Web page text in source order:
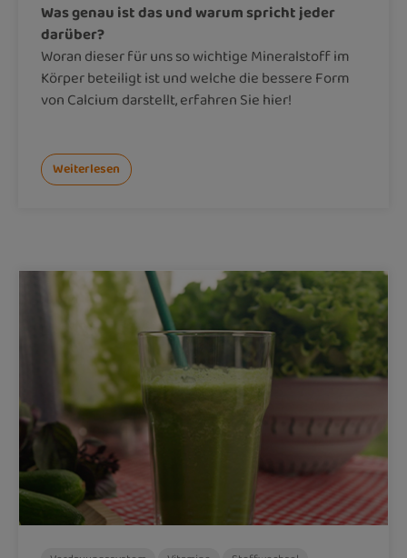
Was genau ist das und warum spricht jeder
darüber?
Woran dieser für uns so wichtige Mineralstoff im
Körper beteiligt ist und welche die bessere Form
von Calcium darstellt, erfahren Sie hier!
Weiterlesen